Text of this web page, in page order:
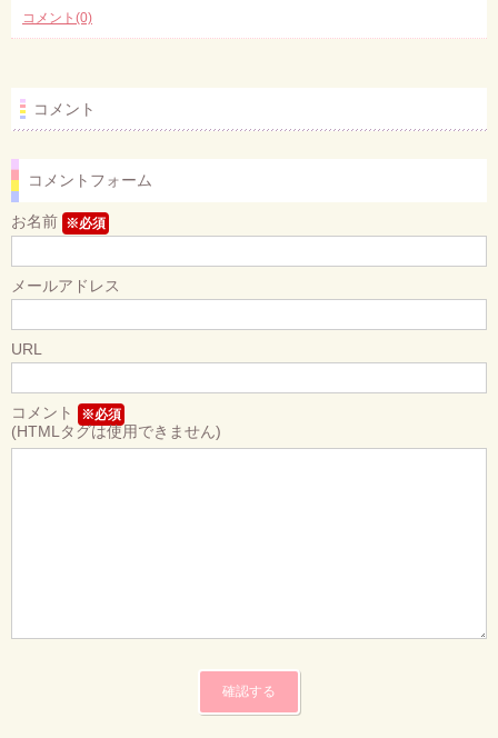
コメント(0)
コメント
コメントフォーム
お名前 ※必須
メールアドレス
URL
コメント ※必須
(HTMLタグは使用できません)